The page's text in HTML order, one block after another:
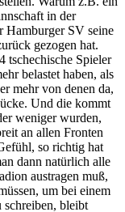
in der
Hamburger SV seine
gezogen hat.
tschechische Spieler
belastet haben, als
mehr von denen da,
Und die kommt
weniger wurden,
an allen Fronten
so richtig hat
dann natürlich alle
austragen muß,
um bei einem
schreiben, bleibt